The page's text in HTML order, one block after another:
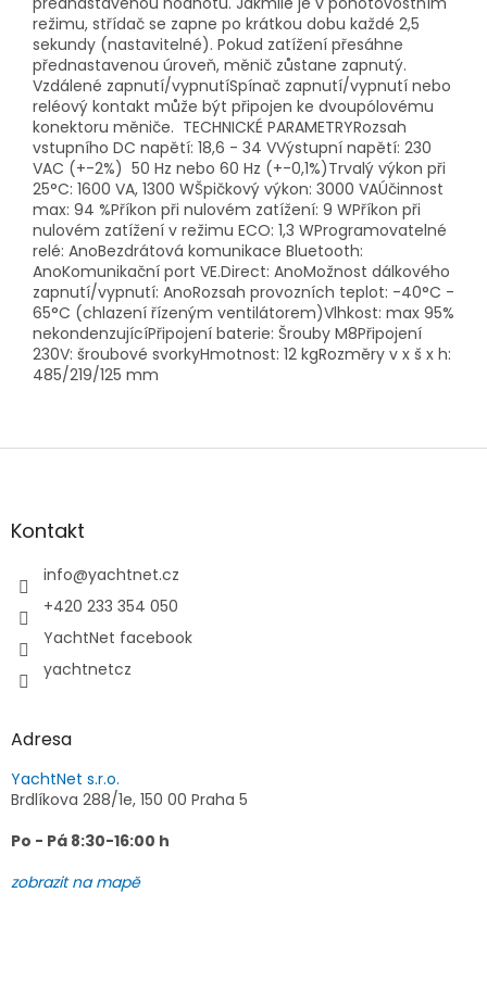
režimu, střídač se zapne po krátkou dobu každé 2,5
sekundy (nastavitelné). Pokud zatížení přesáhne
přednastavenou úroveň, měnič zůstane zapnutý.
Vzdálené zapnutí/vypnutíSpínač zapnutí/vypnutí nebo
reléový kontakt může být připojen ke dvoupólovému
konektoru měniče. TECHNICKÉ PARAMETRYRozsah
vstupního DC napětí: 18,6 - 34 VVýstupní napětí: 230
VAC (+-2%) 50 Hz nebo 60 Hz (+-0,1%)Trvalý výkon při
25°C: 1600 VA, 1300 WŠpičkový výkon: 3000 VAÚčinnost
max: 94 %Příkon při nulovém zatížení: 9 WPříkon při
nulovém zatížení v režimu ECO: 1,3 WProgramovatelné
relé: AnoBezdrátová komunikace Bluetooth:
AnoKomunikační port VE.Direct: AnoMožnost dálkového
zapnutí/vypnutí: AnoRozsah provozních teplot: -40°C -
65°C (chlazení řízeným ventilátorem)Vlhkost: max 95%
nekondenzujícíPřipojení baterie: Šrouby M8Připojení
230V: šroubové svorkyHmotnost: 12 kgRozměry v x š x h:
485/219/125 mm
Z
aKontakt
info@yachtnet.cz
+420 233 354 050
YachtNet facebook
yachtnetcz
Adresa
YachtNet s.r.o.
Brdlíkova 288/1e, 150 00 Praha 5
Po - Pá 8:30-16:00 h
zobrazit na mapě